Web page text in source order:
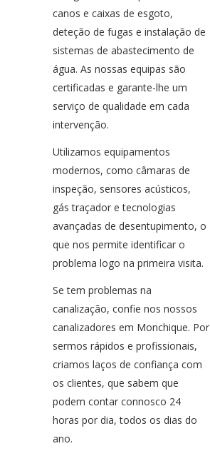
canos e caixas de esgoto,
deteção de fugas e instalação de
sistemas de abastecimento de
água. As nossas equipas são
certificadas e garante-lhe um
serviço de qualidade em cada
intervenção.
Utilizamos equipamentos
modernos, como câmaras de
inspeção, sensores acústicos,
gás traçador e tecnologias
avançadas de desentupimento, o
que nos permite identificar o
problema logo na primeira visita.
Se tem problemas na
canalização, confie nos nossos
canalizadores em Monchique. Por
sermos rápidos e profissionais,
criamos laços de confiança com
os clientes, que sabem que
podem contar connosco 24
horas por dia, todos os dias do
ano.